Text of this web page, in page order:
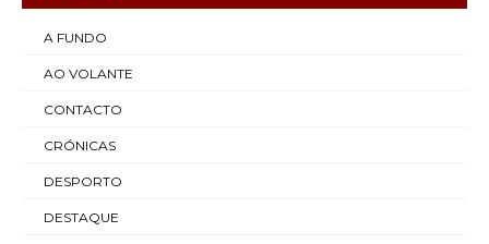
A FUNDO
AO VOLANTE
CONTACTO
CRÓNICAS
DESPORTO
DESTAQUE